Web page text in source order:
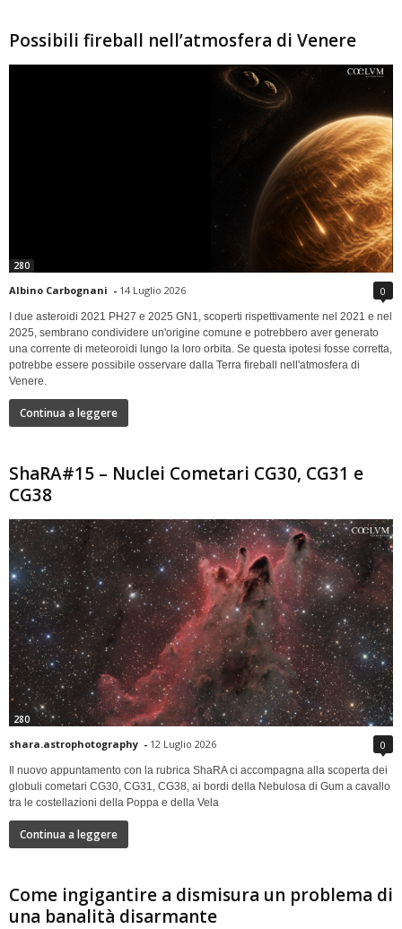
Possibili fireball nell’atmosfera di Venere
280
Albino Carbognani - 14 Luglio 2026 0
I due asteroidi 2021 PH27 e 2025 GN1, scoperti rispettivamente nel 2021 e nel
2025, sembrano condividere un'origine comune e potrebbero aver generato
una corrente di meteoroidi lungo la loro orbita. Se questa ipotesi fosse corretta,
potrebbe essere possibile osservare dalla Terra fireball nell'atmosfera di
Venere.
Continua a leggere
ShaRA#15 – Nuclei Cometari CG30, CG31 e
CG38
280
shara.astrophotography - 12 Luglio 2026 0
Il nuovo appuntamento con la rubrica ShaRA ci accompagna alla scoperta dei
globuli cometari CG30, CG31, CG38, ai bordi della Nebulosa di Gum a cavallo
tra le costellazioni della Poppa e della Vela
Continua a leggere
Come ingigantire a dismisura un problema di
una banalità disarmante